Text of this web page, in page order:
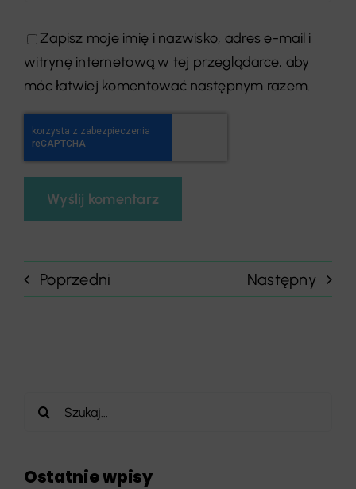
Zapisz moje imię i nazwisko, adres e-mail i
witrynę internetową w tej przeglądarce, aby
móc łatwiej komentować następnym razem.
Poprzedni Następny
Szukaj
Ostatnie wpisy